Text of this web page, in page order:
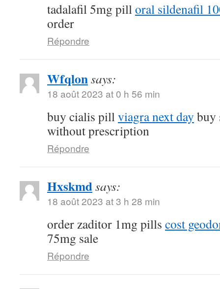
tadalafil 5mg pilloral sildenafil
order
Répondre
Wfqlonsays:
18 août 2023 at 0 h 56 min
buy cialis pillviagra next day buy
without prescription
Répondre
Hxskmdsays:
18 août 2023 at 3 h 28 min
order zaditor 1mg pills cost
75mg sale
Répondre